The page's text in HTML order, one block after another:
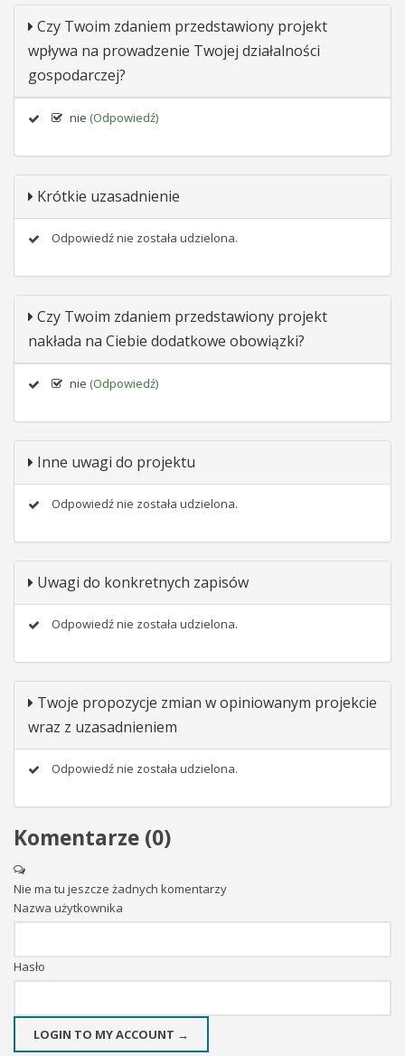
Czy Twoim zdaniem przedstawiony projekt
wpływa na prowadzenie Twojej działalności
gospodarczej?
nie (Odpowiedź)
Krótkie uzasadnienie
Odpowiedź nie została udzielona.
Czy Twoim zdaniem przedstawiony projekt
nakłada na Ciebie dodatkowe obowiązki?
nie (Odpowiedź)
Inne uwagi do projektu
Odpowiedź nie została udzielona.
Uwagi do konkretnych zapisów
Odpowiedź nie została udzielona.
Twoje propozycje zmian w opiniowanym projekcie
wraz z uzasadnieniem
Odpowiedź nie została udzielona.
Komentarze (0)
Nie ma tu jeszcze żadnych komentarzy
Nazwa użytkownika
Hasło
LOGIN TO MY ACCOUNT →